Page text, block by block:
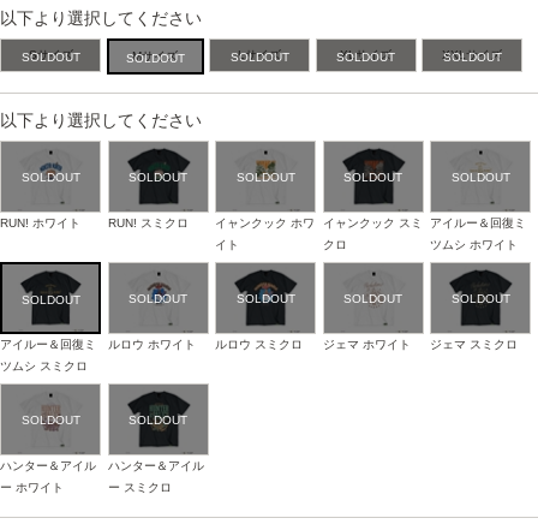
以下より選択してください
Sサイズ Mサイズ Lサイズ XLサイズ XXLサイズ
以下より選択してください
RUN! ホワイト RUN! スミクロ
イャンクック ホワ
イト
イャンクック スミ
クロ
アイルー＆回復ミ
ツムシ ホワイト
アイルー＆回復ミ
ツムシ スミクロ
ルロウ ホワイト ルロウ スミクロ ジェマ ホワイト ジェマ スミクロ
ハンター＆アイル
ー ホワイト
ハンター＆アイル
ー スミクロ